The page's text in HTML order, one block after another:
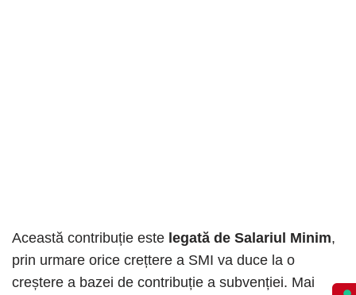
Această contribuție este legată de Salariul Minim,
prin urmare orice crețtere a SMI va duce la o
creștere a bazei de contribuție a subvenției. Mai